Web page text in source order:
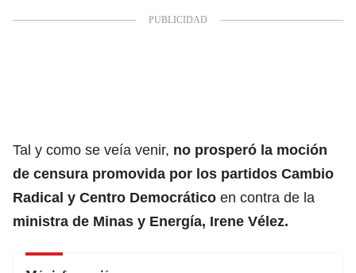
Tal y como se veía venir, no prosperó la moción
de censura promovida por los partidos Cambio
Radical y Centro Democrático en contra de la
ministra de Minas y Energía, Irene Vélez.